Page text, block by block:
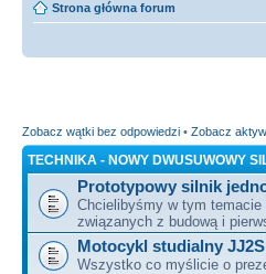
Strona główna forum
Zobacz wątki bez odpowiedzi • Zobacz
TECHNIKA - NOWY DWUSUWOWY
Prototypowy silnik
Chcielibyśmy w tym
związanych z budową i
Motocykl studialny
Wszystko co myślicie o